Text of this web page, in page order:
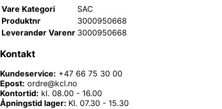
Vare Kategori
SAC
Produktnr
3000950668
Leverandør Varenr 3000950668
Kontakt
Kundeservice: +47 66 75 30 00
Epost: ordre@kcl.no
Kontortid: kl. 08.00 - 16.00
Åpningstid lager: Kl. 07.30 - 15.30